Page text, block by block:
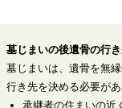
墓じまいの後遺骨の行
墓じまいは、遺骨を無
行き先を決める必要が
承継者の住まいの近